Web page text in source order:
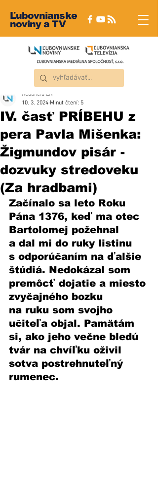
Ľubovnianske
noviny a TV
IV. časť PRÍBEHU z
pera Pavla Mišenka:
Žigmundov pisár -
dozvuky stredoveku
(Za hradbami)
Redakcia ĽN
10. 3. 2024 Minut čtení: 5
Začínalo sa leto Roku
Pána 1376, keď ma otec
Bartolomej požehnal
a dal mi do ruky listinu
s odporúčaním na ďalšie
štúdiá. Nedokázal som
premôcť dojatie a miesto
zvyčajného bozku
na ruku som svojho
učiteľa objal. Pamätám
si, ako jeho večne bledú
tvár na chvíľku oživil
sotva postrehnuteľný
rumenec.